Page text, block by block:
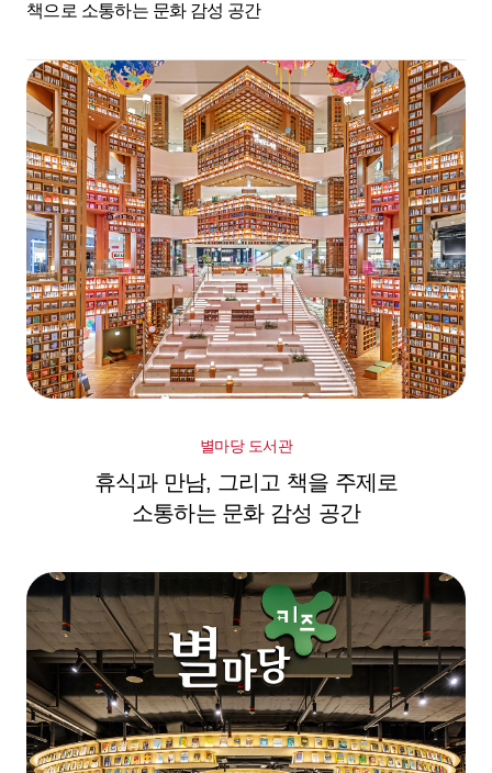
책으로 소통하는 문화 감성 공간
별마당 도서관
휴식과 만남, 그리고 책을 주제로
소통하는 문화 감성 공간